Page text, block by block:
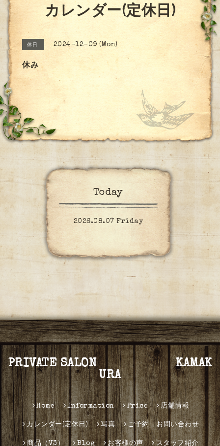
カレンダー(定休日)
休日 2024-12-09 (Mon)
休み
Today
2026.08.07 Friday
PRIVATE SALON KAMAK
URA
Home Information Price 店舗情報
カレンダー(定休日) 写真 ご予約 お問い合わせ
商品（V3） Blog お客様の声 スタッフ紹介